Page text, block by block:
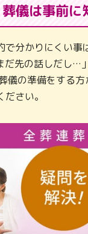
葬儀は事前に
分かりにくい
先の話しだし…
儀の準備をする
さい。